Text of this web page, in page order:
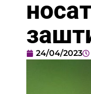
24/04/2023